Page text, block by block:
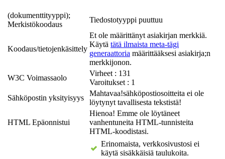
(dokumenttityyppi);
Merkistökoodaus
Tiedostotyyppi puuttuu
Koodaus/tietojenkäsittely
Et ole määrittänyt asiakirjan merkkiä.
Käytä tätä ilmaista meta-tägi
generaattoria määrittääksesi asiakirja;n
merkkijonon.
W3C Voimassaolo
Virheet : 131
Varoitukset : 1
Sähköpostin yksityisyys
Mahtavaa!sähköpostiosoitteita ei ole
löytynyt tavallisesta tekstistä!
HTML Epäonnistui
Hienoa! Emme ole löytäneet
vanhentuneita HTML-tunnisteita
HTML-koodistasi.
Erinomaista, verkkosivustosi ei
käytä sisäkkäisiä taulukoita.